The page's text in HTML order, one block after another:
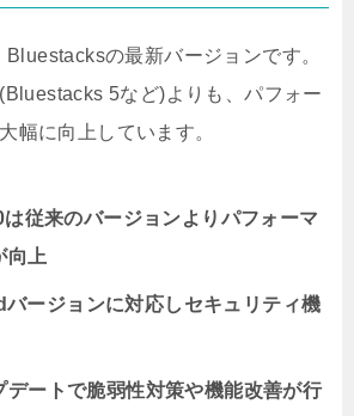
の最新バージョンです。
5など)よりも、パフォー
幅に向上しています。
従来のバージョンよりパフォーマ
向上
ージョンに対応しセキュリティ機
デートで脆弱性対策や機能改善が行